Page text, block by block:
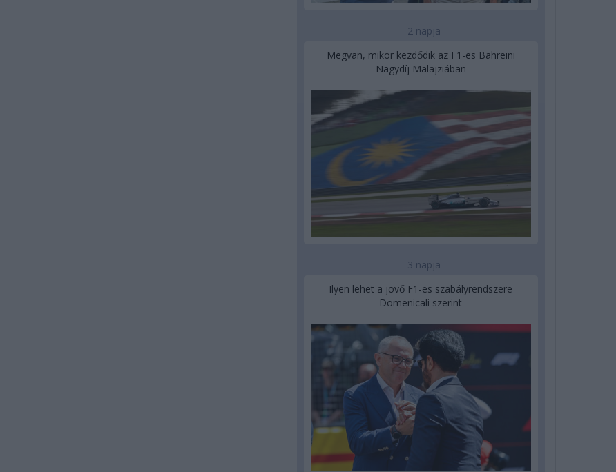
2 napja
Megvan, mikor kezdődik az F1-es Bahreini
Nagydíj Malajziában
3 napja
Ilyen lehet a jövő F1-es szabályrendszere
Domenicali szerint